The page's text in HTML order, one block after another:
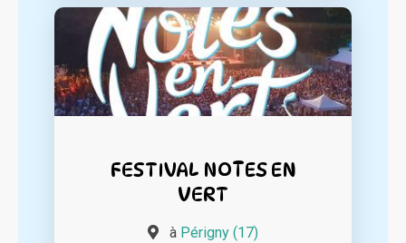
FESTIVAL NOTES EN
VERT
à Périgny (17)